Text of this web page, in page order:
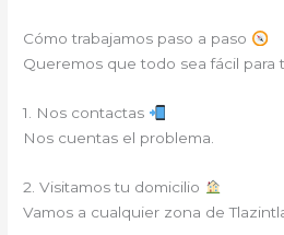
Cómo trabajamos paso a paso
Queremos que todo sea fácil para
1. Nos contactas
Nos cuentas el problema.
2. Visitamos tu domicilio
Vamos a cualquier zona de